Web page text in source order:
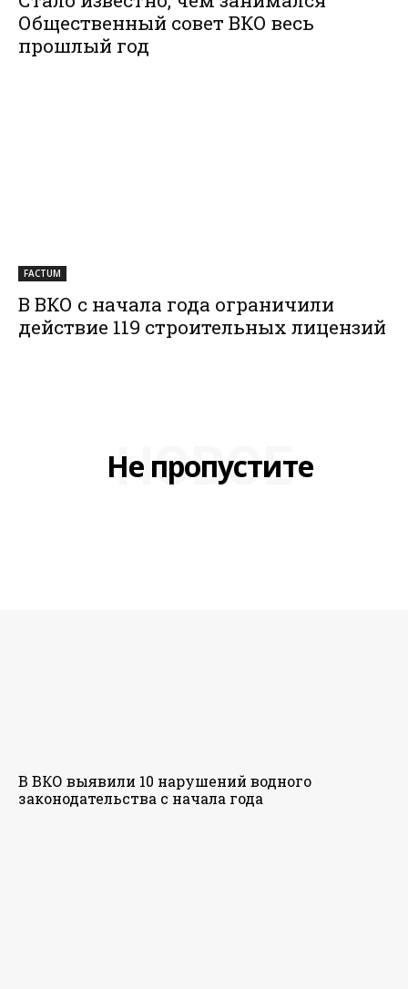
Общественный совет ВКО весь
прошлый год
FACTUM
В ВКО с начала года ограничили
действие 119 строительных лицензий
Не пропустите
НОВОЕ
В ВКО выявили 10 нарушений водного
законодательства с начала года